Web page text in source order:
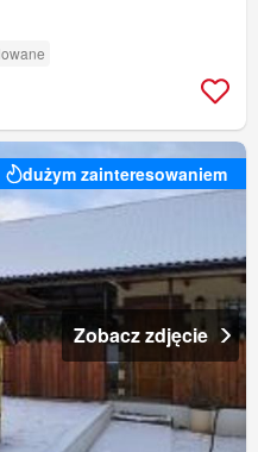
dużym zainteresowaniem
Zobacz zdjęcie